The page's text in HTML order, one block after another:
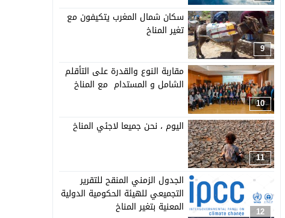
9
سكان شمال المغرب يتكيفون مع
تغير المناخ
10
مقاربة النوع والقدرة على التأقلم
الشامل و المستدام مع المناخ
11
اليوم ، نحن جميعا لاجئي المناخ
12
الجدول الزمني المنقح للتقرير
التجميعي للهيئة الحكومية الدولية
المعنية بتغير المناخ